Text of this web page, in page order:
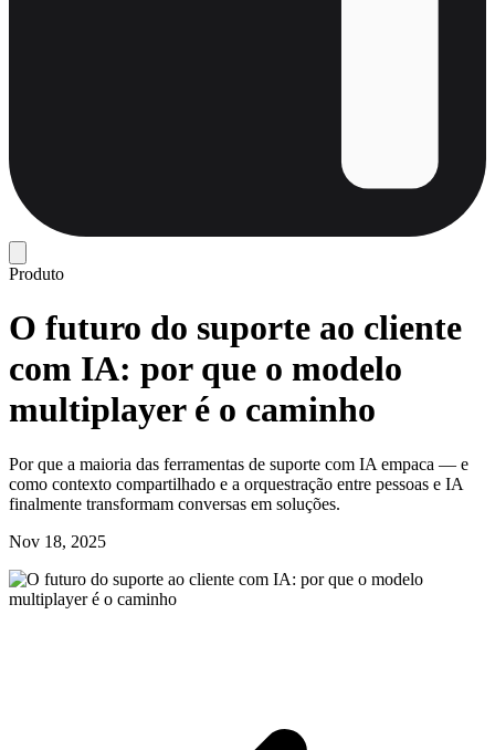
Produto
O futuro do suporte ao cliente
com IA: por que o modelo
multiplayer é o caminho
Por que a maioria das ferramentas de suporte com IA empaca — e
como contexto compartilhado e a orquestração entre pessoas e IA
finalmente transformam conversas em soluções.
Nov 18, 2025